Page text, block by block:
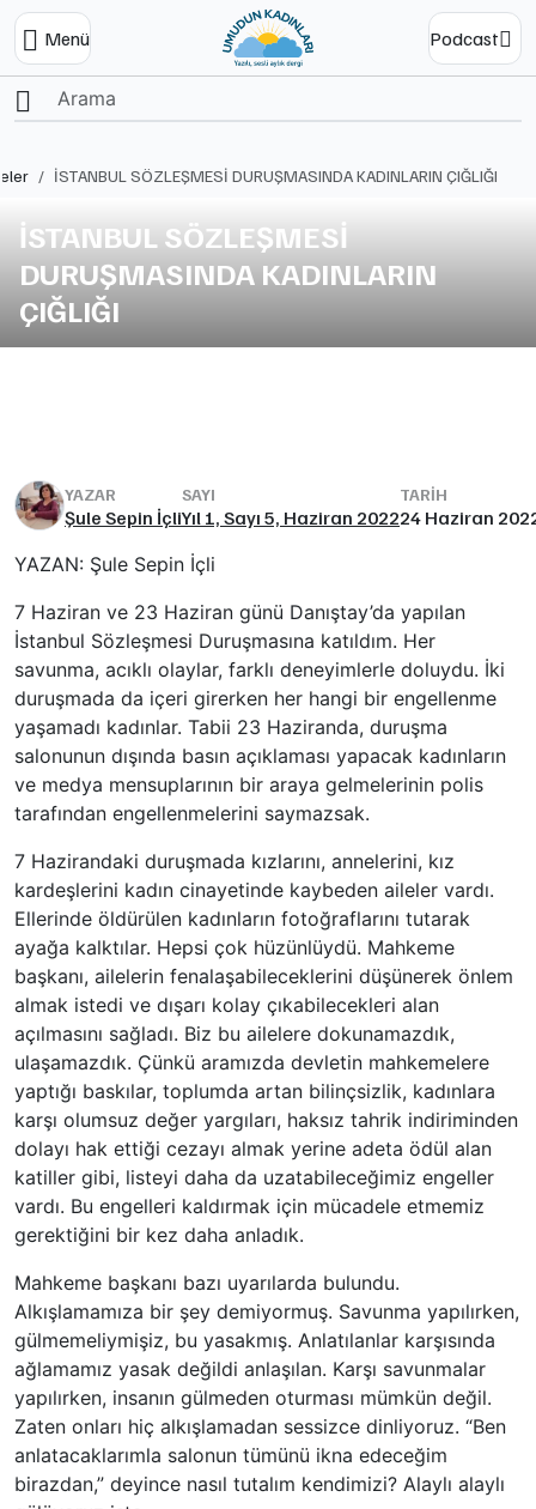
Menü Podcast
Ana SayfaİSTANBUL SÖZLEŞMESİ DURUŞMASINDA KADINLARIN ÇIĞLIĞI
İSTANBUL SÖZLEŞMESİ
DURUŞMASINDA KADINLARIN
ÇIĞLIĞI
YAZAR
Şule Sepin İçli
SAYI
Yıl 1, Sayı 5, Haziran 2022
TARIH
24 Haziran
YAZAN: Şule Sepin İçli
7 Haziran ve 23 Haziran günü Danıştay’da yapılan
İstanbul Sözleşmesi Duruşmasına katıldım. Her
savunma, acıklı olaylar, farklı deneyimlerle doluydu. İki
duruşmada da içeri girerken her hangi bir engellenme
yaşamadı kadınlar. Tabii 23 Haziranda, duruşma
salonunun dışında basın açıklaması yapacak kadınların
ve medya mensuplarının bir araya gelmelerinin polis
tarafından engellenmelerini saymazsak.
7 Hazirandaki duruşmada kızlarını, annelerini, kız
kardeşlerini kadın cinayetinde kaybeden aileler vardı.
Ellerinde öldürülen kadınların fotoğraflarını tutarak
ayağa kalktılar. Hepsi çok hüzünlüydü. Mahkeme
başkanı, ailelerin fenalaşabileceklerini düşünerek önlem
almak istedi ve dışarı kolay çıkabilecekleri alan
açılmasını sağladı. Biz bu ailelere dokunamazdık,
ulaşamazdık. Çünkü aramızda devletin mahkemelere
yaptığı baskılar, toplumda artan bilinçsizlik, kadınlara
karşı olumsuz değer yargıları, haksız tahrik indiriminden
dolayı hak ettiği cezayı almak yerine adeta ödül alan
katiller gibi, listeyi daha da uzatabileceğimiz engeller
vardı. Bu engelleri kaldırmak için mücadele etmemiz
gerektiğini bir kez daha anladık.
Mahkeme başkanı bazı uyarılarda bulundu.
Alkışlamamıza bir şey demiyormuş. Savunma yapılırken,
gülmemeliymişiz, bu yasakmış. Anlatılanlar karşısında
ağlamamız yasak değildi anlaşılan. Karşı savunmalar
yapılırken, insanın gülmeden oturması mümkün değil.
Zaten onları hiç alkışlamadan sessizce dinliyoruz. “Ben
anlatacaklarımla salonun tümünü ikna edeceğim
birazdan,” deyince nasıl tutalım kendimizi? Alaylı alaylı